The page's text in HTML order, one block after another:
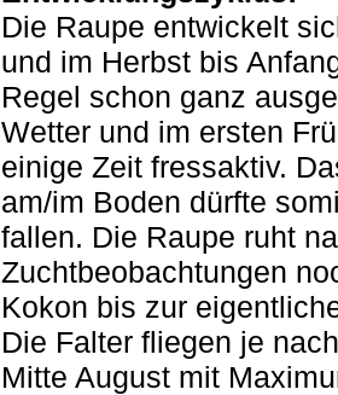
Die Raupe entwickelt
und im Herbst bis
Regel schon ganz
Wetter und im ersten
einige Zeit fressaktiv.
am/im Boden dürfte
fallen. Die Raupe ruht
Zuchtbeobachtungen
Kokon bis zur
Die Falter fliegen je
Mitte August mit